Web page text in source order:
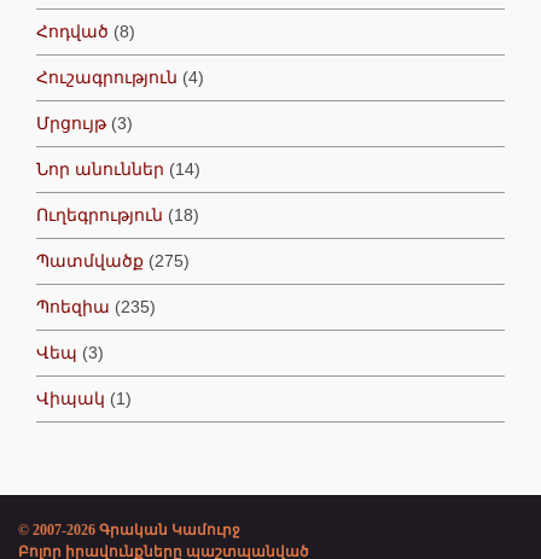
Հոդված (8)
Հուշագրություն (4)
Մրցույթ(3)
Նոր անուններ (14)
Ուղեգրություն (18)
Պատմվածք (275)
Պոեզիա (235)
Վեպ (3)
Վիպակ (1)
© 2007-2026 Գրական Կամուրջ
Բոլոր իրավունքները պաշտպանված